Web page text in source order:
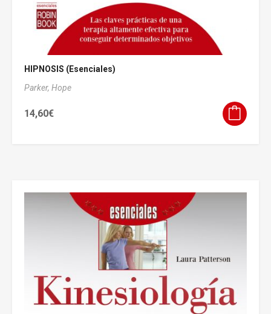
HIPNOSIS (Esenciales)
Parker, Hope
14,60€